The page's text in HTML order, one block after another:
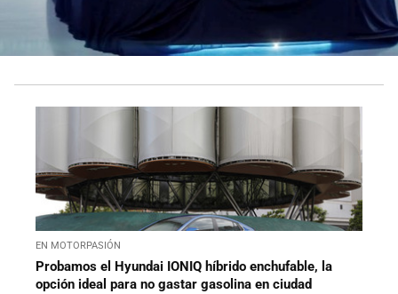
EN MOTORPASIÓN
Probamos el Hyundai IONIQ híbrido enchufable, la
opción ideal para no gastar gasolina en ciudad